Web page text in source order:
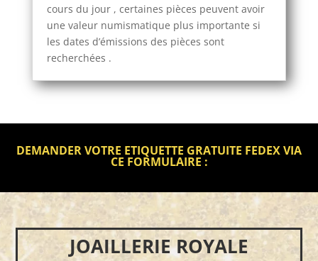
cours du jour , certaines pièces peuvent avoir
une valeur numismatique plus importante si
les dates d’émissions des pièces sont
recherchées .
DEMANDER VOTRE ETIQUETTE GRATUITE FEDEX VIA
CE FORMULAIRE :
JOAILLERIE ROYALE